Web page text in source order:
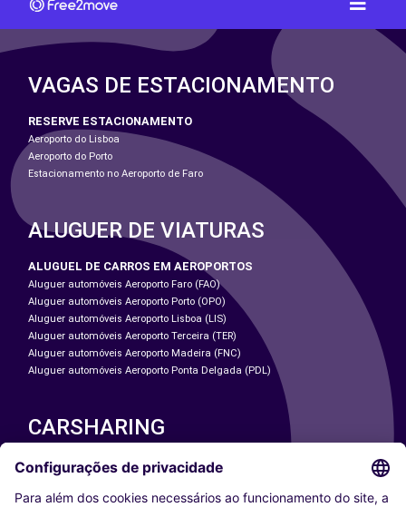
VAGAS DE ESTACIONAMENTO
RESERVE ESTACIONAMENTO
Aeroporto do Lisboa
Aeroporto do Porto
Estacionamento no Aeroporto de Faro
ALUGUER DE VIATURAS
ALUGUEL DE CARROS EM AEROPORTOS
Aluguer automóveis Aeroporto Faro (FAO)
Aluguer automóveis Aeroporto Porto (OPO)
Aluguer automóveis Aeroporto Lisboa (LIS)
Aluguer automóveis Aeroporto Terceira (TER)
Aluguer automóveis Aeroporto Madeira (FNC)
Aluguer automóveis Aeroporto Ponta Delgada (PDL)
CARSHARING
NOSSAS CIDADES
Washington DC